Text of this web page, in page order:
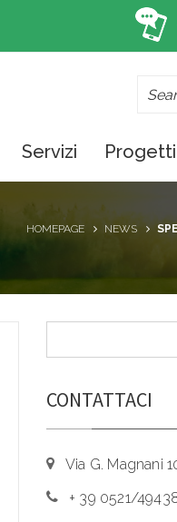
Servizi Progetti
HOMEPAGE NEWS
CONTATTACI
Via G. Magnani
+ 39 0521/